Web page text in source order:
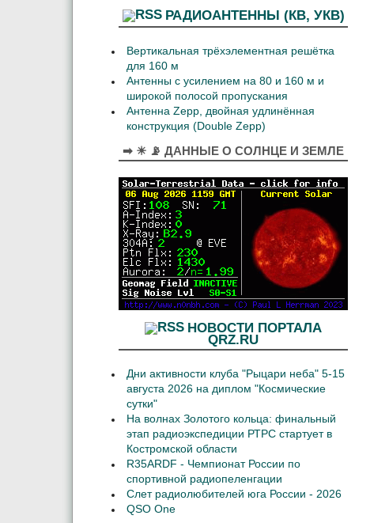
РАДИОАНТЕННЫ (КВ, УКВ)
Вертикальная трёхэлементная решётка
для 160 м
Антенны с усилением на 80 и 160 м и
широкой полосой пропускания
Антенна Zepp, двойная удлинённая
конструкция (Double Zepp)
➡ ☀ 📡 ДАННЫЕ О СОЛНЦЕ И ЗЕМЛЕ
НОВОСТИ ПОРТАЛА
QRZ.RU
Дни активности клуба "Рыцари неба" 5-15
августа 2026 на диплом "Космические
сутки"
На волнах Золотого кольца: финальный
этап радиоэкспедиции РТРС стартует в
Костромской области
R35ARDF - Чемпионат России по
спортивной радиопеленгации
Слет радиолюбителей юга России - 2026
QSO One